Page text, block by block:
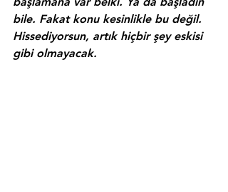
bile. Fakat konu kesinlikle bu değil.
Hissediyorsun, artık hiçbir şey eskisi
gibi olmayacak.